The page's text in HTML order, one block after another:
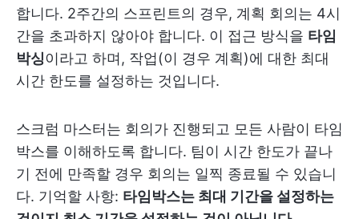
합니다. 2주간의 스프린트의 경우, 계획 회의는 4시
간을 초과하지 않아야 합니다. 이 접근 방식을 타임
박싱이라고 하며, 작업(이 경우 계획)에 대한 최대
시간 한도를 설정하는 것입니다.
스크럼 마스터는 회의가 진행되고 모든 사람이 타임
박스를 이해하도록 합니다. 팀이 시간 한도가 끝나
기 전에 만족할 경우 회의는 일찍 종료될 수 있습니
다. 기억할 사항: 타임박스는 최대 기간을 설정하는